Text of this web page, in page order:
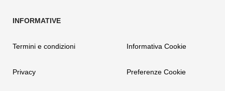
Termini e condizioni
Privacy
Informativa Cookie
Preferenze Cookie